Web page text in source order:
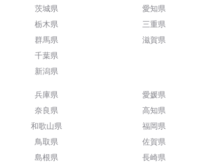
茨城県
栃木県
群馬県
千葉県
新潟県
愛知県
三重県
滋賀県
兵庫県
奈良県
和歌山県
鳥取県
島根県
愛媛県
高知県
福岡県
佐賀県
長崎県